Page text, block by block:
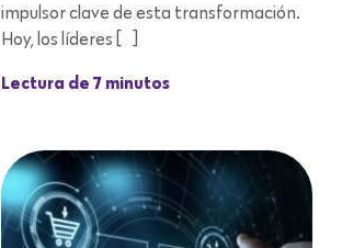
impulsor clave de esta transformación.
Hoy, los líderes […]
Lectura de 7 minutos